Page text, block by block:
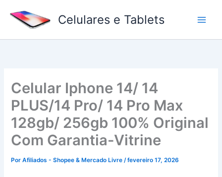
para
conteúdo
Celulares e Tablets
Celular Iphone 14/ 14
PLUS/14 Pro/ 14 Pro Max
128gb/ 256gb 100% Original
Com Garantia-Vitrine
PorAfiliados - Shopee & Mercado Livre/fevereiro 17, 2026